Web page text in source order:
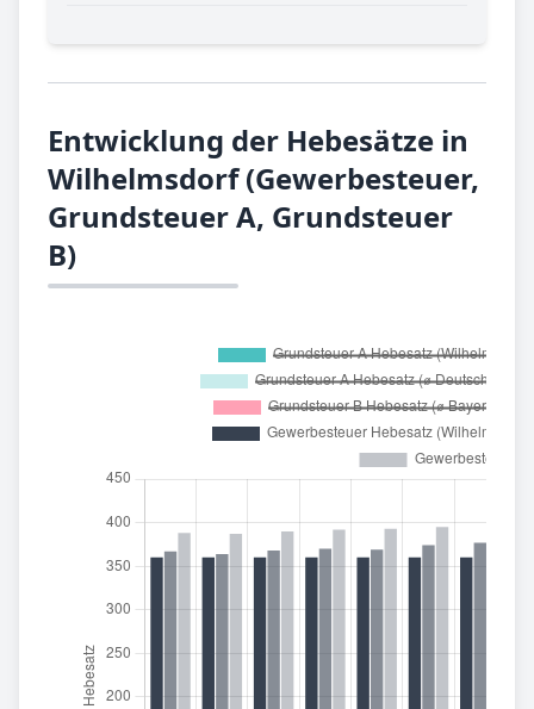
Entwicklung der Hebesätze in
Wilhelmsdorf (Gewerbesteuer,
Grundsteuer A, Grundsteuer
B)